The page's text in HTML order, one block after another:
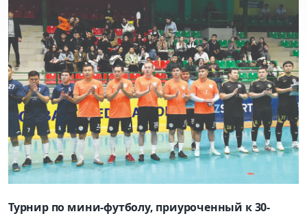
Турнир по мини-футболу, приуроченный к 30-